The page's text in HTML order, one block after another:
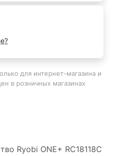
для интернет-магазина и
в розничных магазинах
Ryobi ONE+ RC18118C